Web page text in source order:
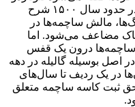
دا وینچی یک نوع یاتاقان ساچمه‌ای را در حدود سال ۱۵۰۰ شرح
مالش ساچمه‌ها در
مضاعف می‌شود. اما
ساچمه‌ها درون یک قفس
اصل بوسیله گالیله در دهه
در یک ردیف تا سال‌های
حق ثبت کاسه ساچمه متعلق